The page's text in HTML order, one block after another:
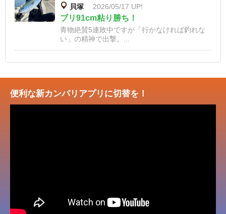
貝塚 2026/05/17 UP!
ブリ91cm粘り勝ち！
青物絶賛5連敗中ですが「行かなければ釣れな
い」の精神で出撃。...
便利な新カンパリアプリに切替を！